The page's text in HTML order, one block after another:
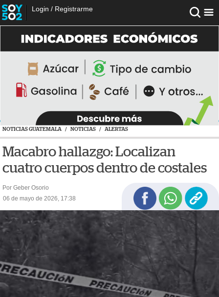
Login / Registrarme
NOTICIAS GUATEMALA / NOTICIAS / ALERTAS
Macabro hallazgo: Localizan
cuatro cuerpos dentro de costales
Por Geber Osorio
06 de mayo de 2026, 17:38